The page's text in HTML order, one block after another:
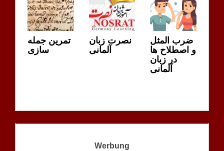
تمرین جمله
سازی
نصرت زبان
آلمانی
ضرب المثل
و اصطلاح ها
در زبان
آلمانی
Werbung